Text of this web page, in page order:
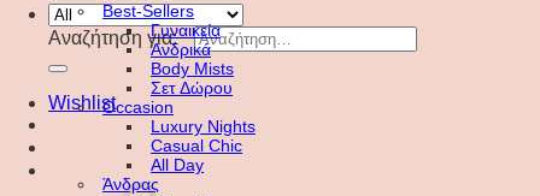
Αναζήτηση για:
Wishlist
Best-Sellers
Γυναικεία
Ανδρικά
Body Mists
Σετ Δώρου
Occasion
Luxury Nights
Casual Chic
All Day
Άνδρας